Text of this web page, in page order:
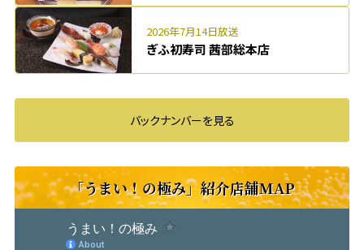
2026年7月14日放送
ぎふ初寿司 茜部総本店
バックナンバーを見る
「うまい！の極み」紹介店舗MAP